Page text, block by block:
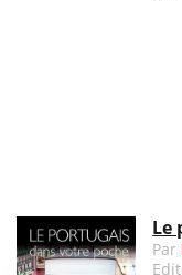
Le
Par